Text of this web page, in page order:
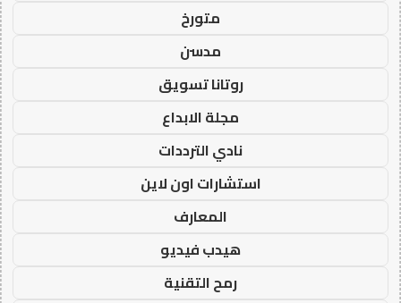
متورخ
مدسن
روتانا تسويق
مجلة الابداع
نادي الترددات
استشارات اون لاين
المعارف
هيدب فيديو
رمح التقنية